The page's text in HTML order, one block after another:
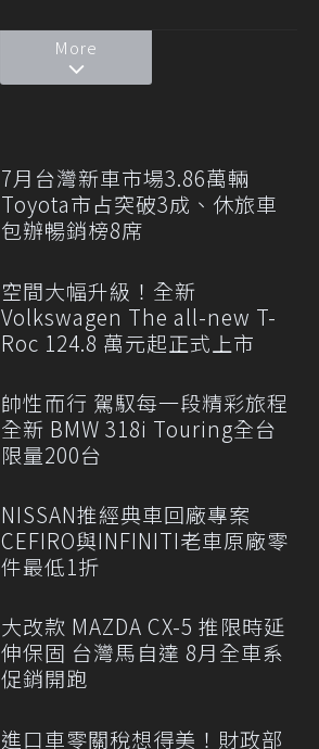
More
7月台灣新車市場3.86萬輛
Toyota市占突破3成、休旅車
包辦暢銷榜8席
空間大幅升級！全新
Volkswagen The all-new T-
Roc 124.8 萬元起正式上市
帥性而行 駕馭每一段精彩旅程
全新 BMW 318i Touring全台
限量200台
NISSAN推經典車回廠專案
CEFIRO與INFINITI老車原廠零
件最低1折
大改款 MAZDA CX-5 推限時延
伸保固 台灣馬自達 8月全車系
促銷開跑
進口車零關稅想得美！財政部